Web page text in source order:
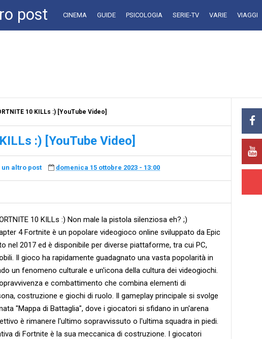
post CINEMA GUIDE PSICOLOGIA SERIE-TV VARIE VIAGGI
10 KILLs :) [YouTube Video]
:) [YouTube Video]
un altro post domenica 15 ottobre 2023 - 13:00
10 KILLs :) Non male la pistola silenziosa eh? ;)
4 Fortnite è un popolare videogioco online sviluppato da Epic
nel 2017 ed è disponibile per diverse piattaforme, tra cui PC,
Il gioco ha rapidamente guadagnato una vasta popolarità in
un fenomeno culturale e un'icona della cultura dei videogiochi.
e combattimento che combina elementi di
costruzione e giochi di ruolo. Il gameplay principale si svolge
"Mappa di Battaglia", dove i giocatori si sfidano in un'arena
è rimanere l'ultimo sopravvissuto o l'ultima squadra in piedi.
di Fortnite è la sua meccanica di costruzione. I giocatori